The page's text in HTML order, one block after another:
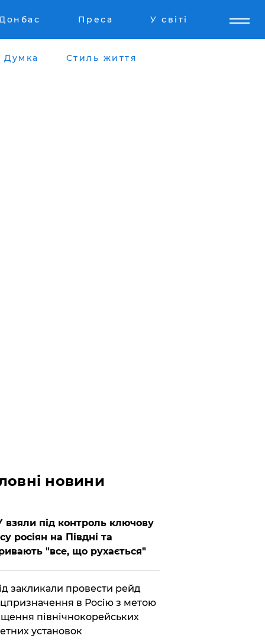
Преса У світі
Думка Стиль життя
новини
взяли під контроль ключову
росіян на Півдні та
"все, що рухається"
закликали провести рейд
в Росію з метою
північнокорейських
установок